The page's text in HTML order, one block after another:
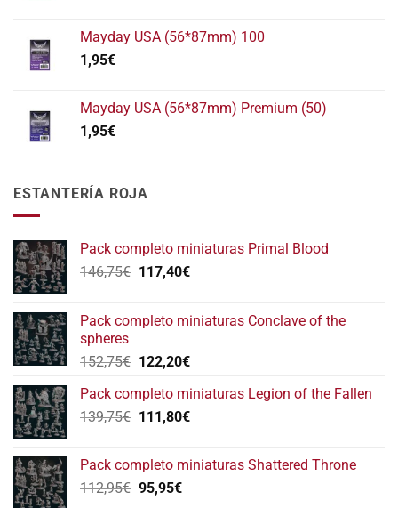
Mayday USA (56*87mm) 100
1,95€
Mayday USA (56*87mm) Premium (50)
1,95€
ESTANTERÍA ROJA
Pack completo miniaturas Primal Blood
146,75€ El
era:
117,40€El
es:
Pack completo miniaturas Conclave of the
spheres
152,75€ El
original
era:
122,20€El
actual
es:
Pack completo miniaturas Legion of the Fallen
139,75€ El
era:
139,75€.
111,80€El
es:
Pack completo miniaturas Shattered Throne
112,95€ El
95,95€El